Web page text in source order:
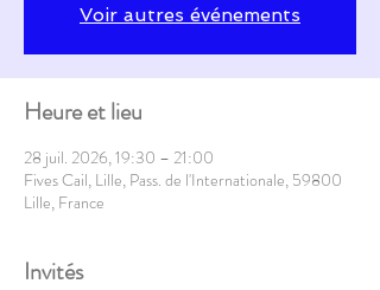
Voir autres événements
Heure et lieu
28 juil. 2026, 19:30 – 21:00
Fives Cail, Lille, Pass. de l'Internationale, 59800
Lille, France
Invités